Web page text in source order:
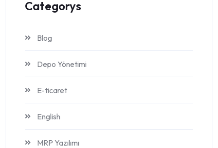
Categorys
Blog
Depo Yönetimi
E-ticaret
English
MRP Yazılımı